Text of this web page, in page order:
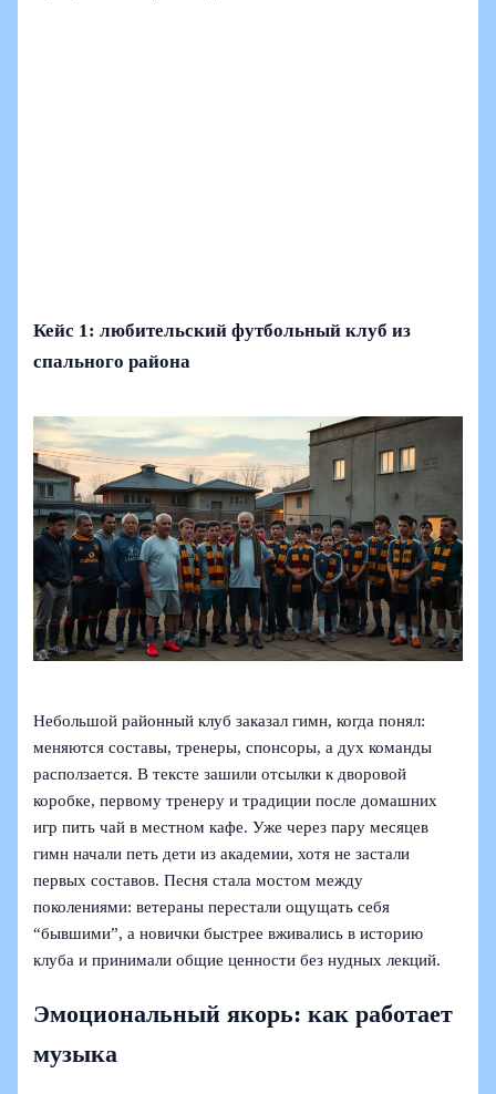
Кейс 1: любительский футбольный клуб из
спального района
Небольшой районный клуб заказал гимн, когда понял:
меняются составы, тренеры, спонсоры, а дух команды
расползается. В тексте зашили отсылки к дворовой
коробке, первому тренеру и традиции после домашних
игр пить чай в местном кафе. Уже через пару месяцев
гимн начали петь дети из академии, хотя не застали
первых составов. Песня стала мостом между
поколениями: ветераны перестали ощущать себя
“бывшими”, а новички быстрее вживались в историю
клуба и принимали общие ценности без нудных лекций.
Эмоциональный якорь: как работает
музыка